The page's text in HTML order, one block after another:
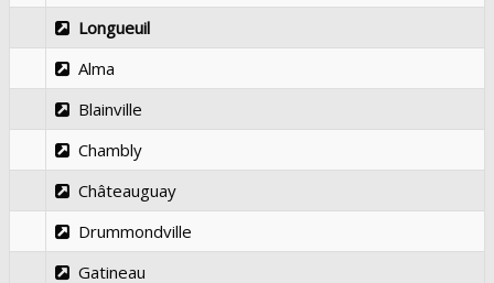
Longueuil
Alma
Blainville
Chambly
Châteauguay
Drummondville
Gatineau